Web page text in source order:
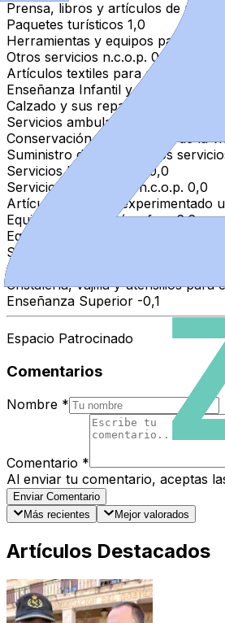
Prensa, libros y artículos de
Paquetes turísticos 1,0
Herramientas y equipos para el
Otros servicios n.c.o.p. 0,7
Artículos textiles para el hogar 0,6
Enseñanza Infantil y Primaria 0,6
Calzado y sus reparaciones 0,5
Servicios ambulatorios 0,5
Conservación y reparación de la
Suministro de agua y otros
Servicios hospitalarios 0,0
Servicios financieros n.c.o.p. 0,0
Artículos que han experimentado
Equipos de telefonía y fax -6,6
Equipos audiovisuales,
Servicios de alojamiento -1,9
Otros artículos y equipos para
Cristalería, vajilla y utensilios para
Enseñanza Superior -0,1
Espacio Patrocinado
Comentarios
Nombre *
Comentario *
Al enviar tu comentario, aceptas
Enviar Comentario
Más recientes
Mejor valorados
Artículos Destacados